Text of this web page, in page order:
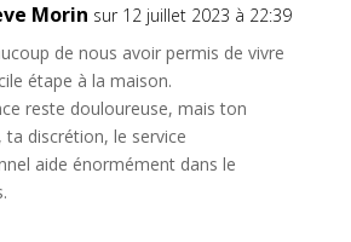
Morin sur 12 juillet 2023 à 22:39
de nous avoir permis de vivre
étape à la maison.
reste douloureuse, mais ton
ta discrétion, le service
aide énormément dans le